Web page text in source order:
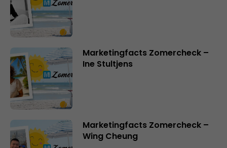
Marketingfacts Zomercheck –
Ine Stultjens
Marketingfacts Zomercheck –
Wing Cheung